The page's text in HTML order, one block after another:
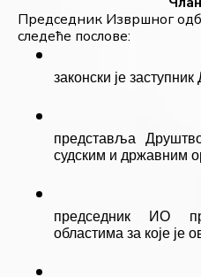
Председник Извршног
следеће послове:
законски је
представља
судским и државним
председник ИО
областима за које